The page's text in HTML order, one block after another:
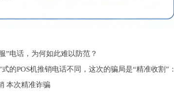
”电话，为何如此难以防范？
的POS机推销电话不同，这次的骗局是“精准收割”：
本次精准诈骗